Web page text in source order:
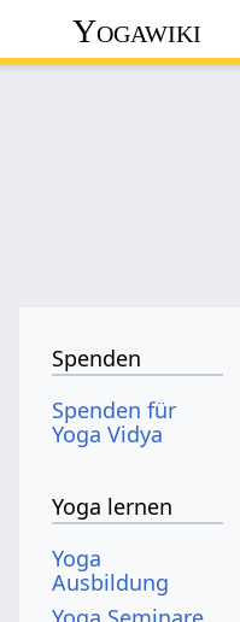
Yogawiki
Spenden
Spenden für
Yoga Vidya
Yoga lernen
Yoga
Ausbildung